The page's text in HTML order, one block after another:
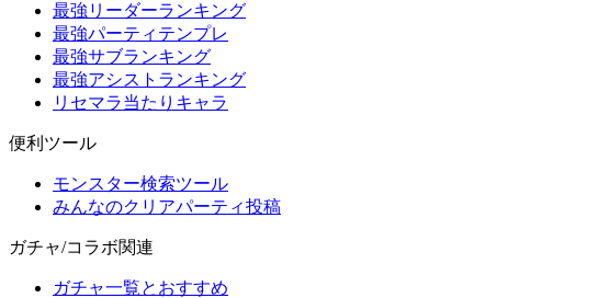
最強リーダーランキング
最強パーティテンプレ
最強サブランキング
最強アシストランキング
リセマラ当たりキャラ
便利ツール
モンスター検索ツール
みんなのクリアパーティ投稿
ガチャ/コラボ関連
ガチャ一覧とおすすめ